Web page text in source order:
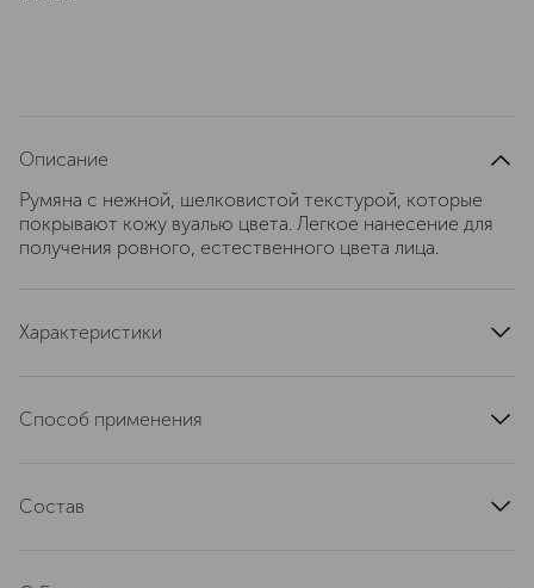
Описание
Румяна с нежной, шелковистой текстурой, которые
покрывают кожу вуалью цвета. Легкое нанесение для
получения ровного, естественного цвета лица.
Характеристики
страна производства
эффект
придание оттенка
Способ применения
необходимости.
Состав